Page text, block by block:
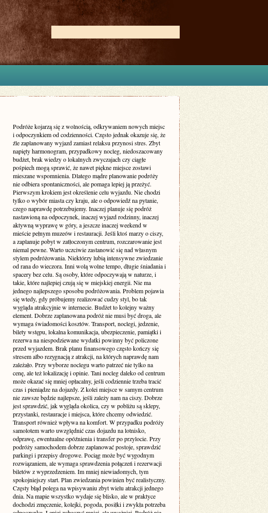
Podróże kojarzą się z wolnością, odkrywaniem nowych miejsc
i odpoczynkiem od codzienności. Często jednak okazuje się, że
źle zaplanowany wyjazd zamiast relaksu przynosi stres. Zbyt
napięty harmonogram, przypadkowy nocleg, niedoszacowany
budżet, brak wiedzy o lokalnych zwyczajach czy ciągłe
pośpiech mogą sprawić, że nawet piękne miejsce zostawi
mieszane wspomnienia. Dlatego mądre planowanie podróży
nie odbiera spontaniczności, ale pomaga lepiej ją przeżyć.
Pierwszym krokiem jest określenie celu wyjazdu. Nie chodzi
tylko o wybór miasta czy kraju, ale o odpowiedź na pytanie,
czego naprawdę potrzebujemy. Inaczej planuje się podróż
nastawioną na odpoczynek, inaczej wyjazd rodzinny, inaczej
aktywną wyprawę w góry, a jeszcze inaczej weekend w
mieście pełnym muzeów i restauracji. Jeśli ktoś marzy o ciszy,
a zaplanuje pobyt w zatłoczonym centrum, rozczarowanie jest
niemal pewne. Warto uczciwie zastanowić się nad własnym
stylem podróżowania. Niektórzy lubią intensywne zwiedzanie
od rana do wieczora. Inni wolą wolne tempo, długie śniadania i
spacery bez celu. Są osoby, które odpoczywają w naturze, i
takie, które najlepiej czują się w miejskiej energii. Nie ma
jednego najlepszego sposobu podróżowania. Problem pojawia
się wtedy, gdy próbujemy realizować cudzy styl, bo tak
wygląda atrakcyjnie w internecie. Budżet to kolejny ważny
element. Dobrze zaplanowana podróż nie musi być droga, ale
wymaga świadomości kosztów. Transport, noclegi, jedzenie,
bilety wstępu, lokalna komunikacja, ubezpieczenie, pamiątki i
rezerwa na niespodziewane wydatki powinny być policzone
przed wyjazdem. Brak planu finansowego często kończy się
stresem albo rezygnacją z atrakcji, na których naprawdę nam
zależało. Przy wyborze noclegu warto patrzeć nie tylko na
cenę, ale też lokalizację i opinie. Tani nocleg daleko od centrum
może okazać się mniej opłacalny, jeśli codziennie trzeba tracić
czas i pieniądze na dojazdy. Z kolei miejsce w samym centrum
nie zawsze będzie najlepsze, jeśli zależy nam na ciszy. Dobrze
jest sprawdzić, jak wygląda okolica, czy w pobliżu są sklepy,
przystanki, restauracje i miejsca, które chcemy odwiedzić.
Transport również wpływa na komfort. W przypadku podróży
samolotem warto uwzględnić czas dojazdu na lotnisko,
odprawę, ewentualne opóźnienia i transfer po przylocie. Przy
podróży samochodem dobrze zaplanować postoje, sprawdzić
parkingi i przepisy drogowe. Pociąg może być wygodnym
rozwiązaniem, ale wymaga sprawdzenia połączeń i rezerwacji
biletów z wyprzedzeniem. Im mniej niewiadomych, tym
spokojniejszy start. Plan zwiedzania powinien być realistyczny.
Częsty błąd polega na wpisywaniu zbyt wielu atrakcji jednego
dnia. Na mapie wszystko wydaje się blisko, ale w praktyce
dochodzi zmęczenie, kolejki, pogoda, posiłki i zwykła potrzeba